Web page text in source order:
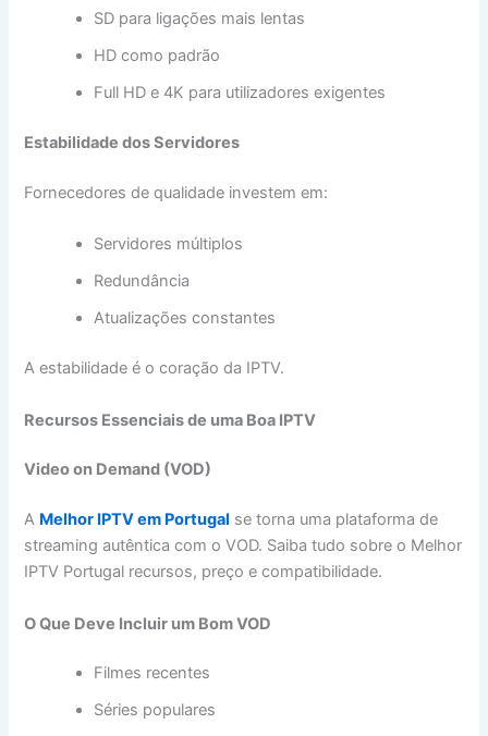
SD para ligações mais lentas
HD como padrão
Full HD e 4K para utilizadores exigentes
Estabilidade dos Servidores
Fornecedores de qualidade investem em:
Servidores múltiplos
Redundância
Atualizações constantes
A estabilidade é o coração da IPTV.
Recursos Essenciais de uma Boa IPTV
Video on Demand (VOD)
A Melhor IPTV em Portugal se torna uma plataforma de
streaming autêntica com o VOD. Saiba tudo sobre o Melhor
IPTV Portugal recursos, preço e compatibilidade.
O Que Deve Incluir um Bom VOD
Filmes recentes
Séries populares